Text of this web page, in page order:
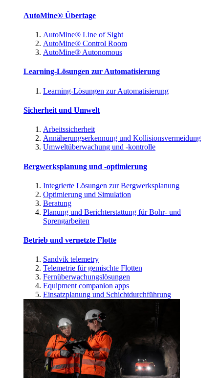
AutoMine® Übertage
AutoMine® Line of Sight
AutoMine® Control Room
AutoMine® Autonomous
Learning-Lösungen zur Automatisierung
Learning-Lösungen zur Automatisierung
Sicherheit und Umwelt
Arbeitssicherheit
Annäherungserkennung und Kollisionsvermeidung
Umweltüberwachung und -kontrolle
Bergwerksplanung und -optimierung
Integrierte Lösungen zur Bergwerksplanung
Optimierung und Simulation
Beratung
Planung und Berichterstattung für Bohr- und
Sprengarbeiten
Betrieb und vernetzte Flotte
Sandvik telemetry
Telemetrie für gemischte Flotten
Fernüberwachungslösungen
Equipment companion apps
Einsatzplanung und Schichtdurchführung